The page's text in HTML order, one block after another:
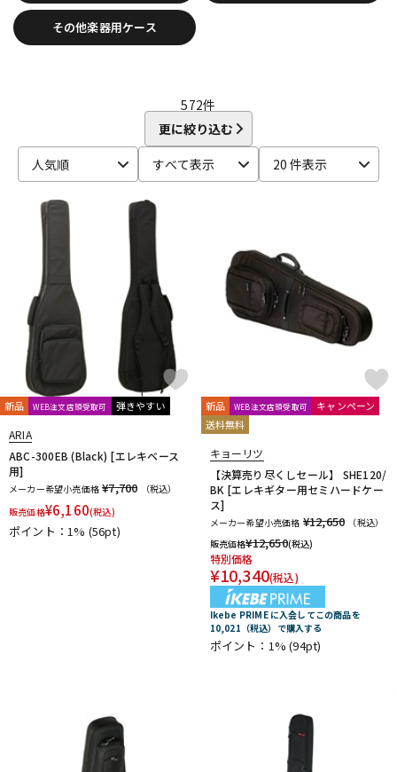
Cleartone
Cling On CNB
COMFORT Strapp
Cordoba
D’Addario
Danelectro
Dean Markley
DINGWALL
dmi guitar labs Doc Simons DR
Dr.DUCK'S
Dunlop (Jim Dunlop)
DURACELL E.W.S.
EBS
Editions Bim
Electro Harmonix
EMERSON CUSTOM
EMG
ERNIE BALL
Fender Japan
Fender USA
FERNANDES ／ Burny
FISHMAN Floyd Rose
Franklin
Fred Kelly
Free The Tone
Freedom Custom Guitar Research
Freeway Switch FU-Tone
G-K
G.I. Batteries G7th GATOR
GHS
Gibson
GID GigBag Golden Power
GORILLA SNOT
GOTOH
Grande uomo Graph Tech
Gravity Guitar Picks
GRECO
GRETSCH
GrooveTech Tools
Grover
Grover Allman Gruv Gear
GUITTO
Hal Leonard
HANNABACH Happich HARRY'S
HATA
Headway
Hofner
HOSCO HUDSON MUSIC
Ibanez
Inner Bamboo Bass Instruments (IBBI)
J.P.CARLOS
John Pearse K&M K.Yairi
Ken Smith
K-Garage
KLUSON Ko’olau
kusakusa88 Kyser
Lee Guitars
Lindy Fralin
Lizard Spit
Lollar Pickups
Magna Cart
その他楽器用ケース
572件
更に絞り込む
人気順
すべて表示 20 件表示
新品 WEB注文店頭受取可 弾きやすい
ARIA
ABC-300EB (Black) [エレキベース
用]
メーカー希望小売価格 ¥7,700
（税込）
販売価格¥6,160(税込)
ポイント：1% (56pt)
新品 WEB注文店頭受取可
キャンペーン
送料無料
キョーリツ
【決算売り尽くしセール】 SHE120/
BK [エレキギター用セミハードケー
ス]
メーカー希望小売価格 ¥12,650
（税込）
販売価格¥12,650(税込)
特別価格
¥10,340(税込)
Ikebe PRIME に入会してこの商品を
10,021（税込）で購入する
ポイント：1%(94pt)